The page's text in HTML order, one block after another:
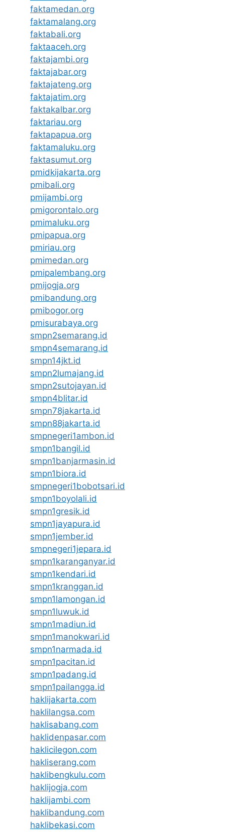
faktamedan.org
faktamalang.org
faktabali.org
faktaaceh.org
faktajambi.org
faktajabar.org
faktajateng.org
faktajatim.org
faktakalbar.org
faktariau.org
faktapapua.org
faktamaluku.org
faktasumut.org
pmidkijakarta.org
pmibali.org
pmijambi.org
pmigorontalo.org
pmimaluku.org
pmipapua.org
pmiriau.org
pmimedan.org
pmipalembang.org
pmijogja.org
pmibandung.org
pmibogor.org
pmisurabaya.org
smpn2semarang.id
smpn4semarang.id
smpn14jkt.id
smpn2lumajang.id
smpn2sutojayan.id
smpn4blitar.id
smpn78jakarta.id
smpn88jakarta.id
smpnegeri1ambon.id
smpn1bangil.id
smpn1banjarmasin.id
smpn1biora.id
smpnegeri1bobotsari.id
smpn1boyolali.id
smpn1gresik.id
smpn1jayapura.id
smpn1jember.id
smpnegeri1jepara.id
smpn1karanganyar.id
smpn1kendari.id
smpn1kranggan.id
smpn1lamongan.id
smpn1luwuk.id
smpn1madiun.id
smpn1manokwari.id
smpn1narmada.id
smpn1pacitan.id
smpn1padang.id
smpn1pailangga.id
haklijakarta.com
haklilangsa.com
haklisabang.com
haklidenpasar.com
haklicilegon.com
hakliserang.com
haklibengkulu.com
haklijogja.com
haklijambi.com
haklibandung.com
haklibekasi.com